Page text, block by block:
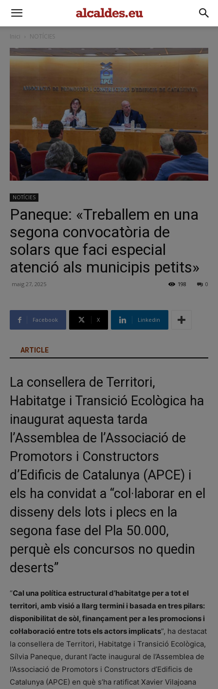
Inici NOTÍCIES
NOTÍCIES
Paneque: «Treballem en una
segona convocatòria de
solars que faci especial
atenció als municipis petits»
maig 27, 2025 0
198
Facebook X Linkedin
ARTICLE
La consellera de Territori,
Habitatge i Transició Ecològica ha
inaugurat aquesta tarda
l’Assemblea de l’Associació de
Promotors i Constructors
d’Edificis de Catalunya (APCE) i
els ha convidat a “col·laborar en el
disseny dels lots i plecs en la
segona fase del Pla 50.000,
perquè els concursos no quedin
deserts”
“Cal una política estructural d’habitatge per a tot el
territori, amb visió a llarg termini i basada en tres pilars:
disponibilitat de sòl, finançament per a les promocions i
col·laboració entre tots els actors implicats”, ha destacat
la consellera de Territori, Habitatge i Transició Ecològica,
Sílvia Paneque, durant l’acte inaugural de l’Assemblea de
l’Associació de Promotors i Constructors d’Edificis de
Catalunya (APCE) en què s’ha ratificat Xavier Vilajoana